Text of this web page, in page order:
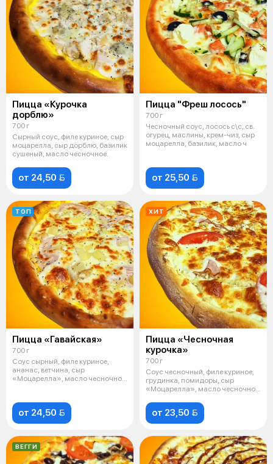
Пицца «Курочка
дорблю»
700 г
Сырный соус, филе куриное, сыр
моцарелла, сыр дорблю, базилик
сушеный, масло чесночное.
от 24,50 
Пицца "Фреш лосось"
700 г
Чесночный соус, лосось с\с, св.
огурец, маслины, крем-чиз, сыр
моцарелла, базилик, масло ч
от 25,50 
ТОП
Пицца «Гавайская»
700 г
Соус сырный, филе куриное,
ананас, ветчина, сыр
«Моцарелла», масло чесночное,
от 24,50 
ХИТ
Пицца «Чесночная
курочка»
700 г
Соус чесночный, филе куриное,
грудинка, помидоры, сыр
«Моцарелла», масло чесночное,
от 23,50 
ВЕГГИ